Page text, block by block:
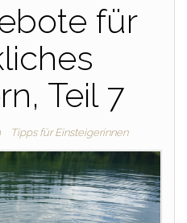
für
Teil 7
Tipps für Einsteigerinnen